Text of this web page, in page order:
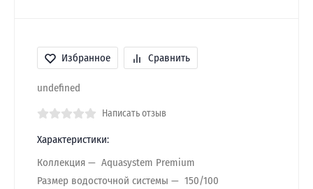
Избранное Сравнить
undefined
Написать отзыв
Характеристики:
Коллекция
Aquasystem Premium
Размер водосточной системы
150/100